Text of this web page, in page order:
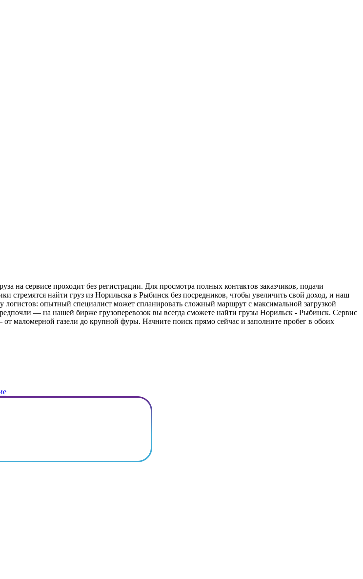
сервисе проходит без регистрации. Для просмотра полных контактов заказчиков, подачи
стремятся найти груз из Норильска в Рыбинск без посредников, чтобы увеличить свой доход, и наш
логистов: опытный специалист может спланировать сложный маршрут с максимальной загрузкой
— на нашей бирже грузоперевозок вы всегда сможете найти грузы Норильск - Рыбинск. Сервис
маломерной газели до крупной фуры. Начните поиск прямо сейчас и заполните пробег в обоих